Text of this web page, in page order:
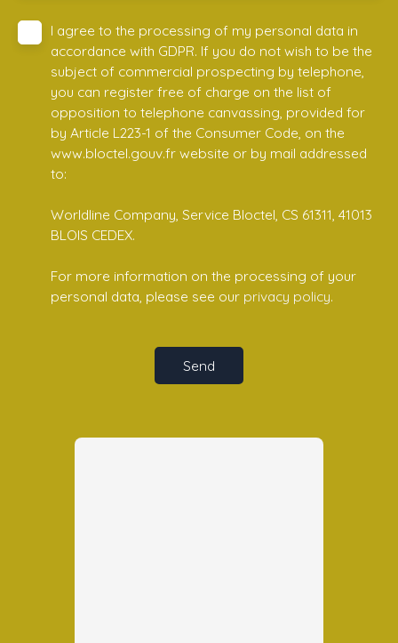
I agree to the processing of my personal data in
accordance with GDPR. If you do not wish to be the
subject of commercial prospecting by telephone,
you can register free of charge on the list of
opposition to telephone canvassing, provided for
by Article L223-1 of the Consumer Code, on the
www.bloctel.gouv.fr website or by mail addressed
to:
Worldline Company, Service Bloctel, CS 61311, 41013
BLOIS CEDEX.
For more information on the processing of your
personal data, please see our privacy policy.
Send